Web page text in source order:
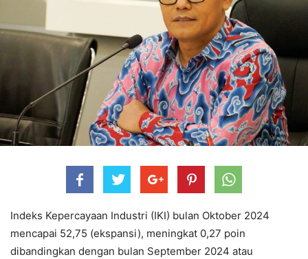
Indeks Kepercayaan Industri (IKI) bulan Oktober 2024
mencapai 52,75 (ekspansi), meningkat 0,27 poin
dibandingkan dengan bulan September 2024 atau